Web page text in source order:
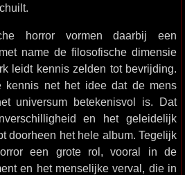
horror vormen daarbij een
name de filosofische dimensie
leidt kennis zelden tot bevrijding.
kennis net het idee dat de mens
universum betekenisvol is. Dat
en het geleidelijk
doorheen het hele album. Tegelijk
een grote rol, vooral in de
en het menselijke verval, die in